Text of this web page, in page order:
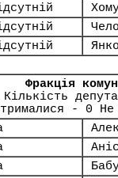
Фракція
Кількість
- 0 Не